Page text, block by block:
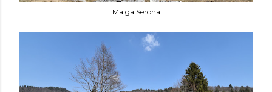
Malga Serona